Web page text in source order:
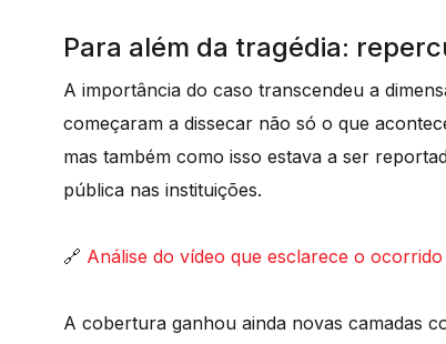
Para além da tragédia:
A importância do caso transcendeu a
começaram a dissecar não só o que
mas também como isso estava a ser
pública nas instituições.
🔗 Análise do vídeo que esclarece o ocorrido
A cobertura ganhou ainda novas camadas